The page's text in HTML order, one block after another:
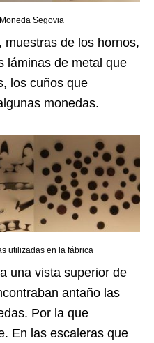
Segovia
muestras de los hornos,
láminas de metal que
los cuños que
monedas.
utilizadas en la fábrica
una vista superior de
antaño las
Por la que
En las escaleras que